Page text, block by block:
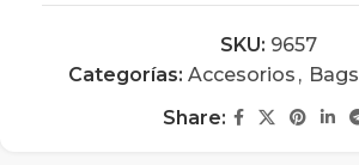
SKU: 9657
Categorías: Accesorios , Bags
Share: